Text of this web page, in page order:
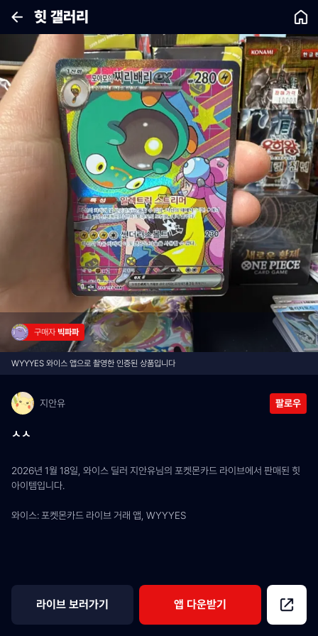
힛 갤러리
구매자 빅파파
WYYYES 와이스 앱으로 촬영한 인증된 상품입니다
지안유 팔로우
ㅅㅅ
2026년 1월 18일, 와이스 딜러 지안유님의 포켓몬카드 라이브에서 판매된 힛
아이템입니다.
와이스: 포켓몬카드 라이브 거래 앱, WYYYES
라이브 보러가기 앱 다운받기